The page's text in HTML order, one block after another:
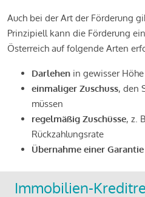
Auch bei der Art der Förderung
Prinzipiell kann die Förderung
Österreich auf folgende Arten
Darlehen in gewisser
einmaliger Zuschuss, den
müssen
regelmäßig Zuschüsse, z.
Rückzahlungsrate
Übernahme einer Garantie
Immobilien-